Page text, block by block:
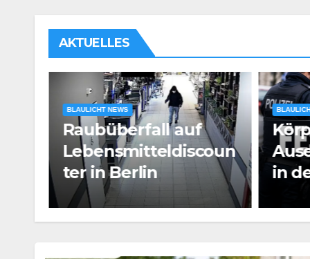
AKTUELLES
BLAULICHT NEWS
Körperliche
Auseinandersetzung
in der Landshuter
Altstadt